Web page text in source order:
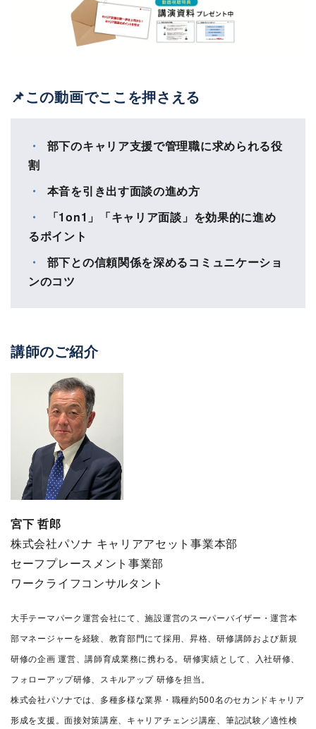
📌この動画でここを押さえる
部下のキャリア支援で管理職に求められる役
割
本音を引き出す面談の進め方
「1on1」「キャリア面談」を効果的に進め
るポイント
部下との信頼関係を深めるコミュニケーショ
ンのコツ
講師のご紹介
宮下 哲郎
株式会社パソナ キャリアアセット事業本部
セーフプレースメント事業部
ワークライフコンサルタント
大手テーマパーク運営会社にて、施設運営のスーパーバイザー・運営本
部マネージャーを経験、教育部門にて採用、昇格、研修講師および新規
研修の企画 運営、講師育成業務に携わる。研修実績として、入社研修、
フォローアップ研修、スキルアップ 研修を担当。
株式会社パソナでは、多種多様な業界・職種約500名のセカンドキャリア
形成を支援。面接対策講座、キャリアチェンジ講座、筆記試験／適性検